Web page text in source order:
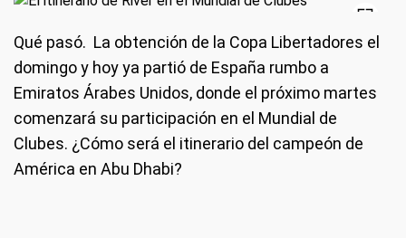
Qué pasó. La obtención de la Copa Libertadores el
domingo y hoy ya partió de España rumbo a
Emiratos Árabes Unidos, donde el próximo martes
comenzará su participación en el Mundial de
Clubes. ¿Cómo será el itinerario del campeón de
América en Abu Dhabi?